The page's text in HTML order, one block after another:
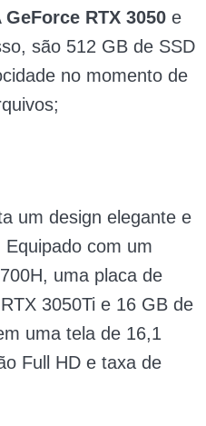
RTX 3050 e
são 512 GB de SSD
no momento de
um design elegante e
com um
uma placa de
3050Ti e 16 GB de
uma tela de 16,1
Full HD e taxa de